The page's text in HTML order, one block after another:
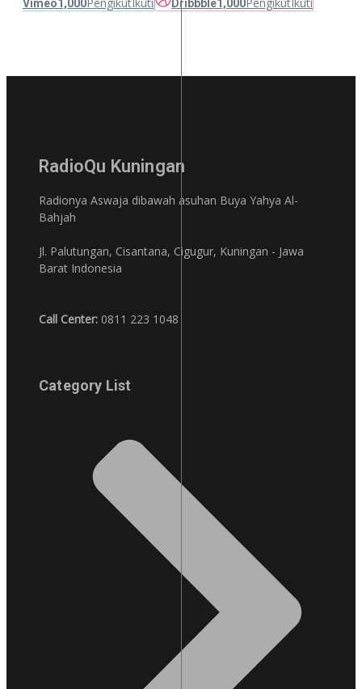
Vimeo1,000 Dribbble1,000
RadioQu Kuningan
Radionya Aswaja dibawah asuhan Buya Yahya Al-
Bahjah
Jl. Palutungan, Cisantana, Cigugur, Kuningan - Jawa
Barat Indonesia
Call Center: 0811 223 1048
Category List